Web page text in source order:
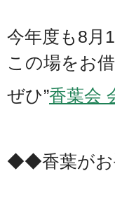
今年度も8月
この場をお
ぜひ”香葉会
◆◆香葉がお